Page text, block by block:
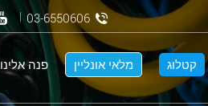
קטלוג מלאי אונליין פנה אלינו
03-6550606